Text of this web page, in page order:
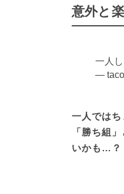
意外と
一人
—
一人では
「勝ち組
いかも…？